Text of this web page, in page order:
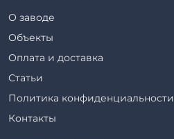
Фермы железобетонные
Фундаментные блоки
Фундаменты железобетонные
Шахты лифтов железобетонные
Шпалы железобетонные
Элементы благоустройства
Серия
ТП
ТПР
Шифр
Рабочие чертежи
ВСН
О заводе
Объекты
Оплата и доставка
Статьи
Политика конфиденциальности
Контакты